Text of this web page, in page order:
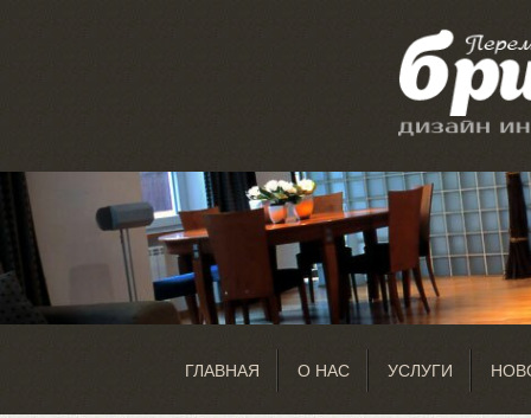
ГЛАВНАЯ О НАС УСЛУГИ